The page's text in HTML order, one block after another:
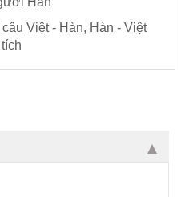
Việt - Hàn, Hàn - Việt